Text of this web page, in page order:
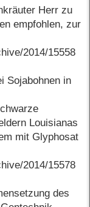
Herr zu
empfohlen, zur
2014/15558
Sojabohnen in
Louisianas
mit Glyphosat
2014/15578
des